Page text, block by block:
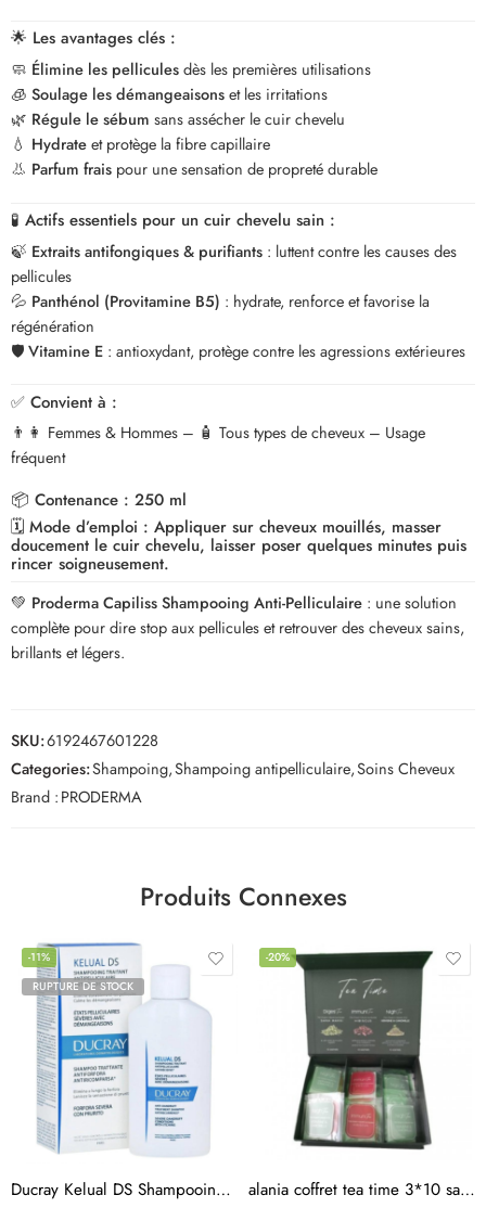
🌟 Les avantages clés :
🧼 Élimine les pelliculesdès les premières utilisations
🧊 Soulage les démangeaisonset les irritations
🌿 Régule le sébum sans assécher le cuir chevelu
💧 Hydrateet protège la fibre capillaire
👃 Parfum frais pour une sensation de propreté durable
🧪 Actifs essentiels pour un cuir chevelu sain :
🍃 Extraits antifongiques & purifiants : luttent contre les causes des
pellicules
💦 Panthénol (Provitamine B5) : hydrate, renforce et favorise la
régénération
🛡️Vitamine E : antioxydant, protège contre les agressions extérieures
✅ Convient à :
👨👩 Femmes & Hommes – 🧴 Tous types de cheveux – Usage
fréquent
📦 Contenance : 250 ml
🗓️ Mode d’emploi : Appliquer sur cheveux mouillés, masser
doucement le cuir chevelu, laisser poser quelques minutes puis
rincer soigneusement.
💚 Proderma Capiliss Shampooing Anti-Pelliculaire : une solution
complète pour dire stop aux pellicules et retrouver des cheveux sains,
brillants et légers.
SKU:6192467601228
Categories:Shampoing,Shampoing antipelliculaire,Soins Cheveux
Brand :PRODERMA
Produits Connexes
-11%
RUPTURE DE STOCK
Ducray Kelual DS Shampooing Traitant Anti Pelliculaire 100ML
-20%
alania coffret tea time 3*10 sachets